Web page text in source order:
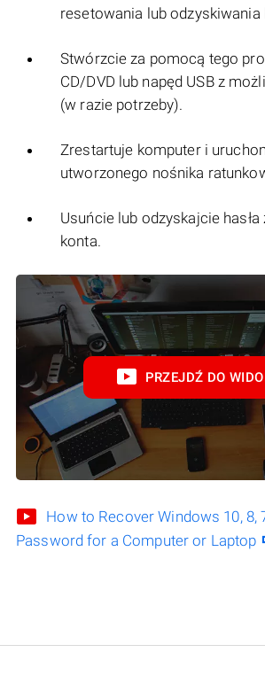
resetowania lub odzyskiwania
Stwórzcie za pomocą tego
CD/DVD lub napęd USB z
(w razie potrzeby).
Zrestartuje komputer i
utworzonego nośnika
Usuńcie lub odzyskajcie
konta.
PRZEJDŹ DO
How to Recover Windows 10, 8,
Password for a Computer or Laptop